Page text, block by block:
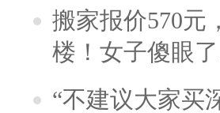
搬家报价570元
楼！女子傻眼
“不建议大家买